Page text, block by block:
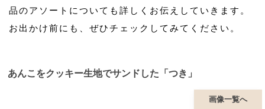
品のアソートについても詳しくお伝えしていきます。
お出かけ前にも、ぜひチェックしてみてください。
あんこをクッキー生地でサンドした「つき」
画像一覧へ